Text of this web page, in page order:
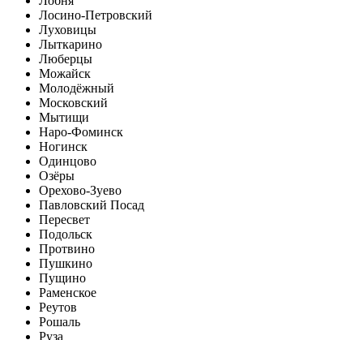
Лосино-Петровский
Луховицы
Лыткарино
Люберцы
Можайск
Молодёжный
Московский
Мытищи
Наро-Фоминск
Ногинск
Одинцово
Озёры
Орехово-Зуево
Павловский Посад
Пересвет
Подольск
Протвино
Пушкино
Пущино
Раменское
Реутов
Рошаль
Руза